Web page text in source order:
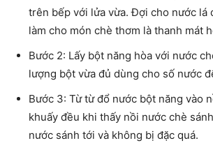
trên bếp với lửa vừa. Đợi cho nước lá
làm cho món chè thơm là thanh mát
Bước 2: Lấy bột năng hòa với nước
lượng bột vừa đủ dùng cho số nước
Bước 3: Từ từ đổ nước bột năng vào
khuấy đều khi thấy nồi nước chè
nước sánh tới và không bị đặc quá.